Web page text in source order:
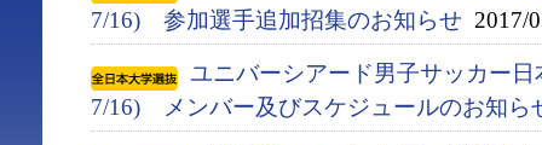
7/16) 参加選手追加招集のお知らせ 2017/
ユニバーシアード男子サッカー
7/16) メンバー及びスケジュールのお知ら